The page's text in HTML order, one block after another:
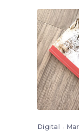
Digital